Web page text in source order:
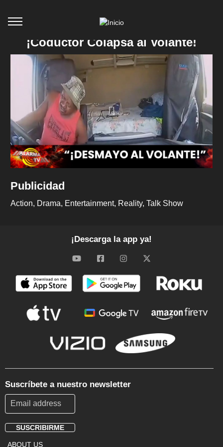
¡Coductor Colapsa al Volante!
Publicidad
Action Drama Entertainment Reality Talk Show
¡Descarga la app ya!
Suscríbete a nuestro newsletter
SUSCRIBIRME
ABOUT US